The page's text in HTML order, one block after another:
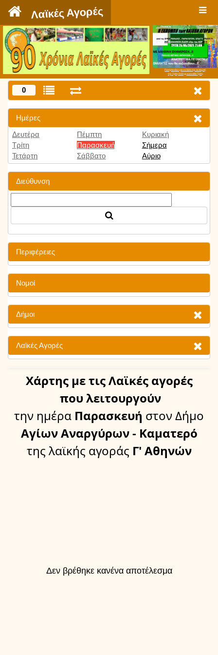
Λαϊκές Αγορές
Πατήστε εδώ για να δείτε την εκπομπή
την Τρίτη 9:00 μμ και κάθε Τρίτη
0
Ημέρες
Δευτέρα
Τρίτη
Τετάρτη
Πέμπτη
Παρασκευή
Σάββατο
Κυριακή
Σήμερα
Αύριο
Διεύθυνση
Περιφέρειες
Νομοί
Δήμοι
Λαϊκές Αγορές
Χάρτης με τις Λαϊκές αγορές
που λειτουργούν
την ημέρα Παρασκευή στον Δήμο
Αγίων Αναργύρων - Καματερό
της λαϊκής αγοράς Γ' Αθηνών
Δεν βρέθηκε κανένα αποτέλεσμα